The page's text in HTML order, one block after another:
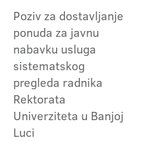
Poziv za dostavljanje
ponuda za javnu
nabavku usluga
sistematskog
pregleda radnika
Rektorata
Univerziteta u Banjoj
Luci